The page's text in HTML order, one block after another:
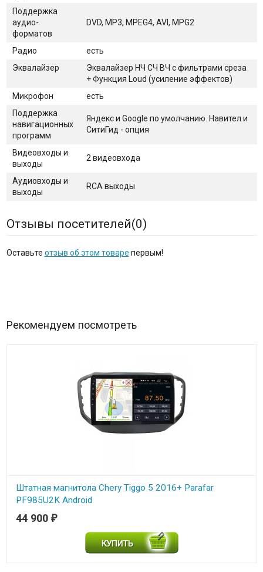
Поддержка
аудио-
форматов
DVD, MP3, MPEG4, AVI, MPG2
Радио
есть
Эквалайзер
Эквалайзер НЧ СЧ ВЧ с фильтрами среза
+ Функция Loud (усиление эффектов)
Микрофон
есть
Поддержка
навигационных
программ
Яндекс и Googlе по умолчанию. Навител и
СитиГид - опция
Видеовходы и
выходы
2 видеовхода
Аудиовходы и
выходы
RCA выходы
Отзывы посетителей(0)
Оставьте отзыв об этом товаре первым!
Рекомендуем посмотреть
Штатная магнитола Chery Tiggo 5 2016+ Parafar
PF985U2K Android
В наличии
Штатная магнитола Parafar для Chery Tiggo 5 2016+ на Android 11.0
44 900 ₽